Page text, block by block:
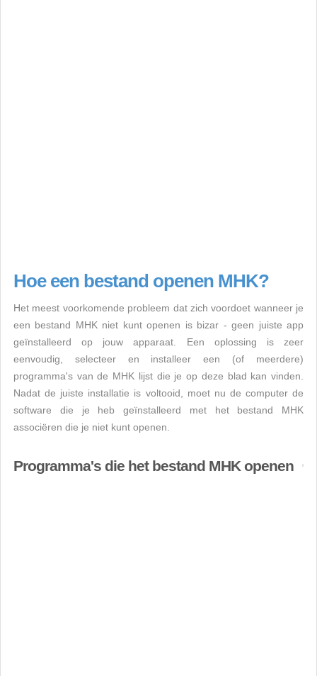
Hoe een bestand openen MHK?
Het meest voorkomende probleem dat zich voordoet wanneer je
een bestand MHK niet kunt openen is bizar - geen juiste app
geïnstalleerd op jouw apparaat. Een oplossing is zeer
eenvoudig, selecteer en installeer een (of meerdere)
programma's van de MHK lijst die je op deze blad kan vinden.
Nadat de juiste installatie is voltooid, moet nu de computer de
software die je heb geïnstalleerd met het bestand MHK
associëren die je niet kunt openen.
Programma's die het bestand MHK openen